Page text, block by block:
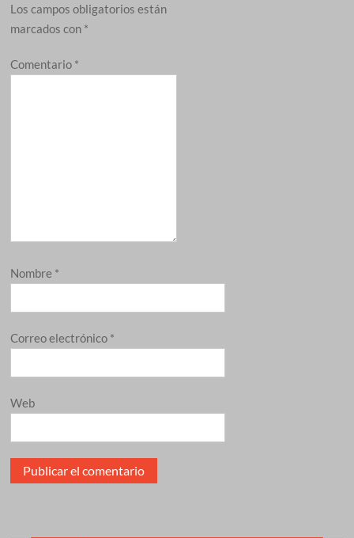
Los campos obligatorios están
marcados con *
Comentario *
Nombre *
Correo electrónico *
Web